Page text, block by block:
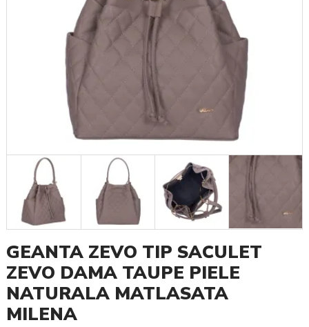
GEANTA ZEVO TIP SACULET
ZEVO DAMA TAUPE PIELE
NATURALA MATLASATA
MILENA